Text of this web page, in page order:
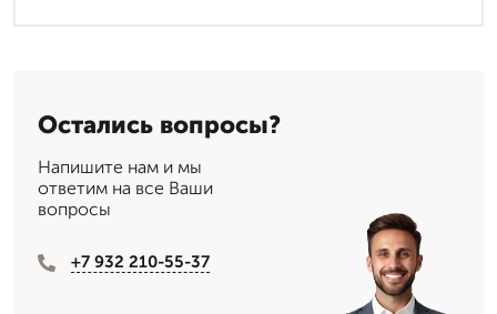
Остались вопросы?
Напишите нам и мы
ответим на все Ваши
вопросы
+7 932 210-55-37